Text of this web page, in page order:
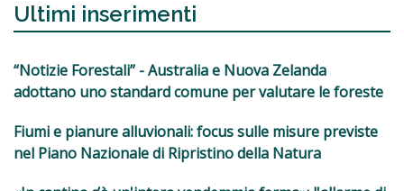
Ultimi inserimenti
“Notizie Forestali” - Australia e Nuova Zelanda
adottano uno standard comune per valutare le foreste
Fiumi e pianure alluvionali: focus sulle misure previste
nel Piano Nazionale di Ripristino della Natura